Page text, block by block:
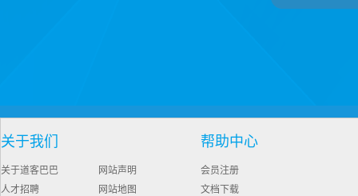
关于我们
关于道客巴巴
人才招聘
网站声明
网站地图
帮助中心
会员注册
文档下载